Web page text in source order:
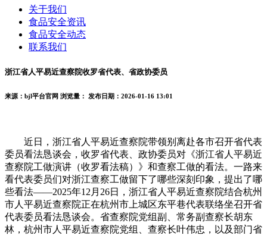
关于我们
食品安全资讯
食品安全动态
联系我们
浙江省人平易近查察院收罗省代表、省政协委员
来源：bjl平台官网 浏览量： 发布日期：2026-01-16 13:01
近日，浙江省人平易近查察院带领别离赴各市召开省代表
委员看法恳谈会，收罗省代表、政协委员对《浙江省人平易近
查察院工做演讲（收罗看法稿）》和查察工做的看法。一路来
看代表委员们对浙江查察工做留下了哪些深刻印象，提出了哪
些看法——2025年12月26日，浙江省人平易近查察院结合杭州
市人平易近查察院正在杭州市上城区东平巷代表联络坐召开省
代表委员看法恳谈会。省查察院党组副、常务副查察长胡东
林，杭州市人平易近查察院党组、查察长叶伟忠，以及部门省